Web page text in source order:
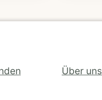
Über uns